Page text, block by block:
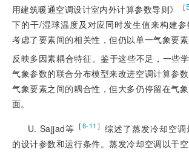
用建筑暖通空调设计室内外计算参数导则》
［5
下的干/湿球温度及对应同时发生值来构建
考虑了要素间的相关性，但仍以单一气象要
反映多因素耦合特征。鉴于这些不足，一些
气象参数的联合分布模型来改进空调计算参
气象要素之间的耦合性，但大多仍停留在气
面。
U. Sajjad等 ［8-11 ］ 综述了蒸发冷却空
的设计参数和运行条件。蒸发冷却空调以干